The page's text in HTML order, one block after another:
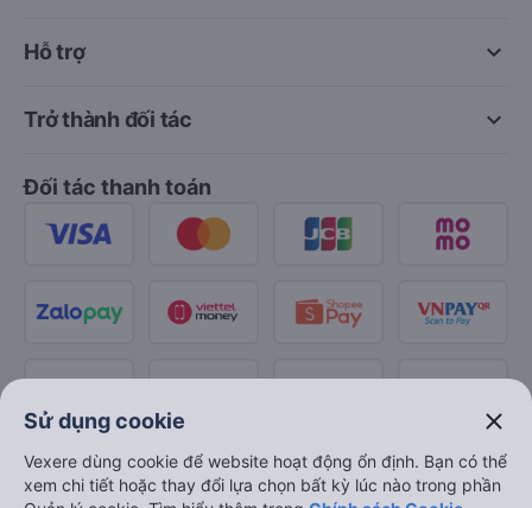
keyboard_arrow_down
Hỗ trợ
keyboard_arrow_down
Trở thành đối tác
Đối tác thanh toán
Sử dụng cookie close
Vexere dùng cookie để website hoạt động ổn định. Bạn có thể
xem chi tiết hoặc thay đổi lựa chọn bất kỳ lúc nào trong phần